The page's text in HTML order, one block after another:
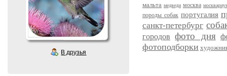
В друзья
мальта медведи москва
породы собак португалия
санкт-петербург
городов фото дня
фотоподборки